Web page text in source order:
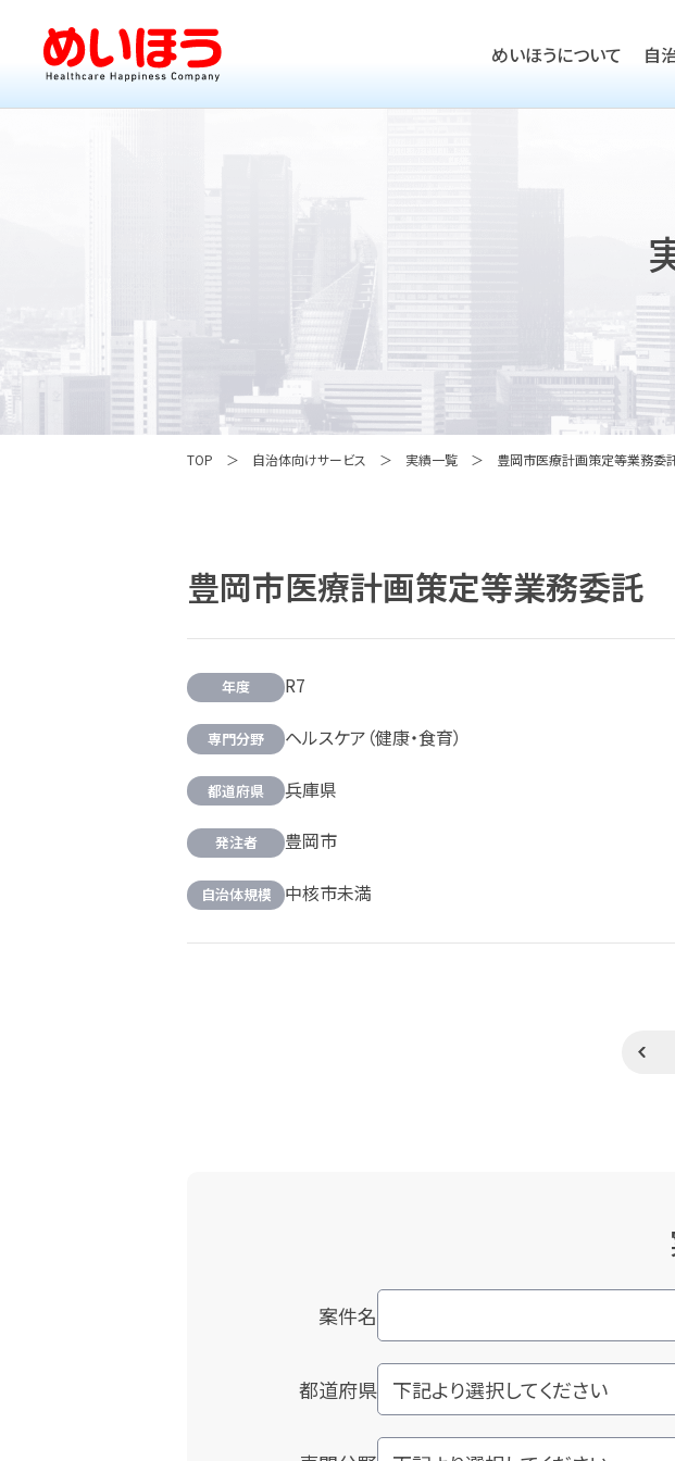
めいほうについて 自
TOP 自治体向けサービス 実績一覧 豊岡市医療計画策定等業務委
豊岡市医療計画策定等業務委託
年度 R7
専門分野 ヘルスケア（健康・食育）
都道府県 兵庫県
発注者 豊岡市
自治体規模 中核市未満
案件名
都道府県